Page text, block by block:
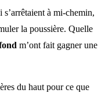
s’arrêtaient à mi-chemin,
la poussière. Quelle
m’ont fait gagner une
du haut pour ce que